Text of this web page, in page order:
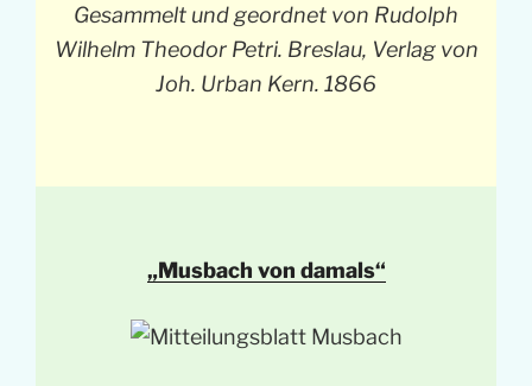
Gesammelt und geordnet von Rudolph
Wilhelm Theodor Petri. Breslau, Verlag von
Joh. Urban Kern. 1866
„Musbach von damals“